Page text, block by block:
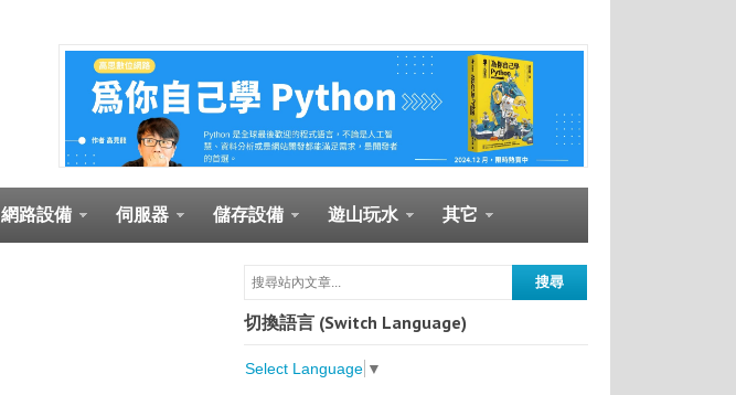
網路設備 伺服器 儲存設備 遊山玩水 其它
切換語言 (Switch Language)
Select Language ▼